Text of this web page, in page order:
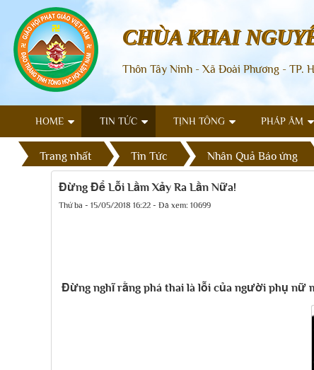
CHÙA KHAI
Thôn Tây Ninh - Xã Đoài Phương - TP.
HOME TIN TỨC TỊNH TÔNG PHÁP ÂM
Trang nhất Tin Tức Nhân Quả Báo ứng
Đừng Để Lỗi Lầm Xảy Ra Lần Nữa!
Thứ ba - 15/05/2018 16:22 - Đã xem: 10699
Đừng nghĩ rằng phá thai là lỗi của người phụ nữ